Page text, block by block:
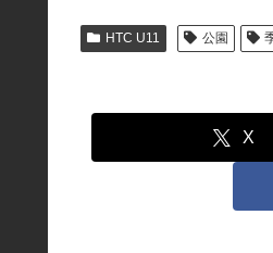
HTC U11 公園
X